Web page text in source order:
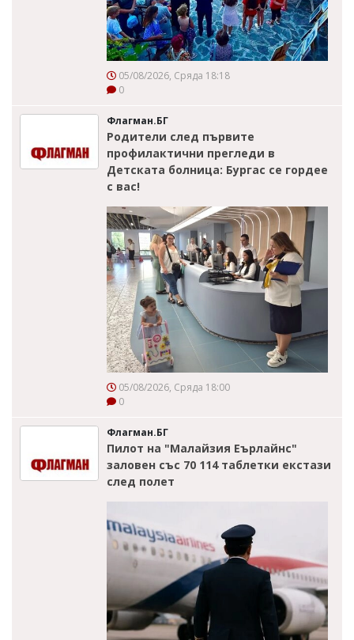
05/08/2026, Сряда 18:18
0
Флагман.БГ
Родители след първите
профилактични прегледи в
Детската болница: Бургас се гордее
с вас!
05/08/2026, Сряда 18:00
0
Флагман.БГ
Пилот на "Малайзия Еърлайнс"
заловен със 70 114 таблетки екстази
след полет